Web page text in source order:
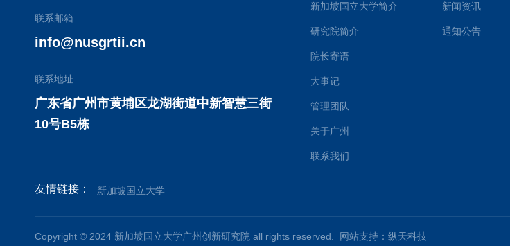
联系邮箱
info@nusgrtii.cn
联系地址
广东省广州市黄埔区龙湖街道中新智慧三街
10号B5栋
新加坡国立大学简介
研究院简介
院长寄语
大事记
管理团队
关于广州
联系我们
新闻资讯
通知公告
友情链接： 新加坡国立大学
Copyright © 2024 新加坡国立大学广州创新研究院 all rights reserved. 网站支持： 纵天科技